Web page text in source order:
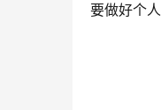
要做好个